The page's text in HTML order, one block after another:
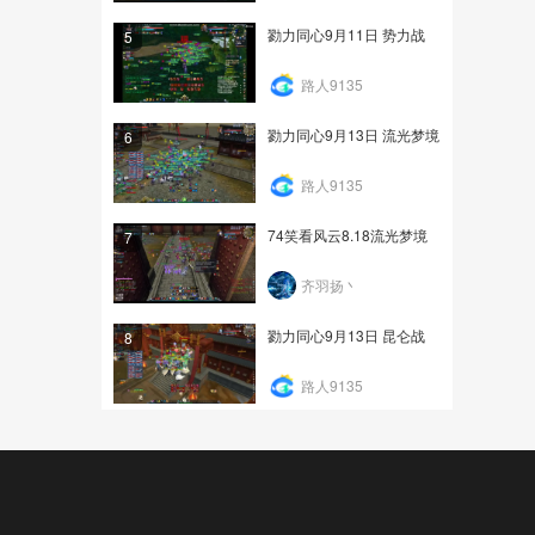
5 勠力同心9月11日 势力战
路人9135
6 勠力同心9月13日 流光梦境
路人9135
7 74笑看风云8.18流光梦境
齐羽扬丶
8 勠力同心9月13日 昆仑战
路人9135